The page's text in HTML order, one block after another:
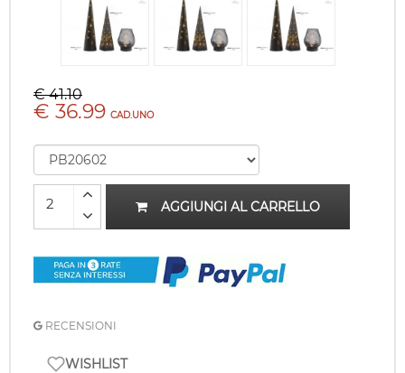
€ 41.10
€ 36.99 CAD.UNO
AGGIUNGI AL CARRELLO
RECENSIONI
WISHLIST